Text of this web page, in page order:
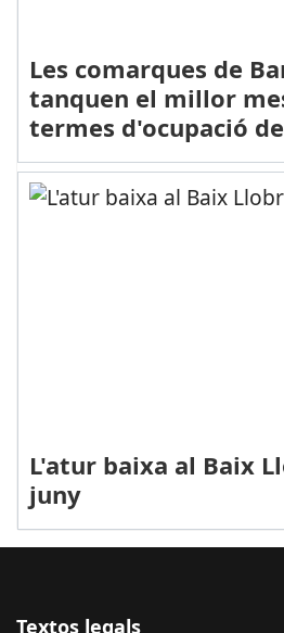
Les comarques de
tanquen el millor
termes d'ocupació
L'atur baixa al Baix
juny
Textos legals